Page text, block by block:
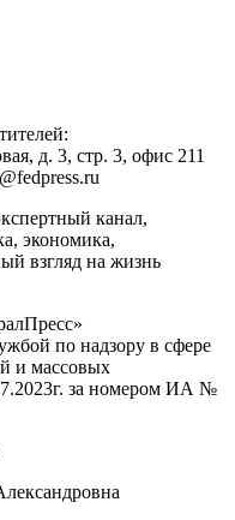
д. 3, стр. 3, офис 211
канал,
экономика,
взгляд на жизнь
по надзору в сфере
и массовых
за номером ИА №